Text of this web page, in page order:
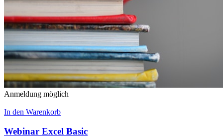
Anmeldung möglich
In den Warenkorb
Webinar Excel Basic